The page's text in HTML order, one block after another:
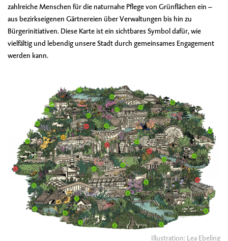
zahlreiche Menschen für die naturnahe Pflege von Grünflächen ein –
aus bezirkseigenen Gärtnereien über Verwaltungen bis hin zu
Bürgerinitiativen. Diese Karte ist ein sichtbares Symbol dafür, wie
vielfältig und lebendig unsere Stadt durch gemeinsames Engagement
werden kann.
Illustration: Lea Ebeling